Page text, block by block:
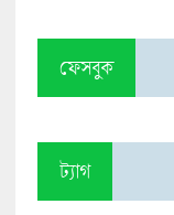
ফেসবুক
ট্যাগ